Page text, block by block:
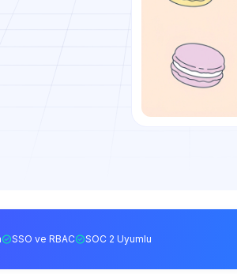
SSO ve RBAC SOC 2 Uyumlu